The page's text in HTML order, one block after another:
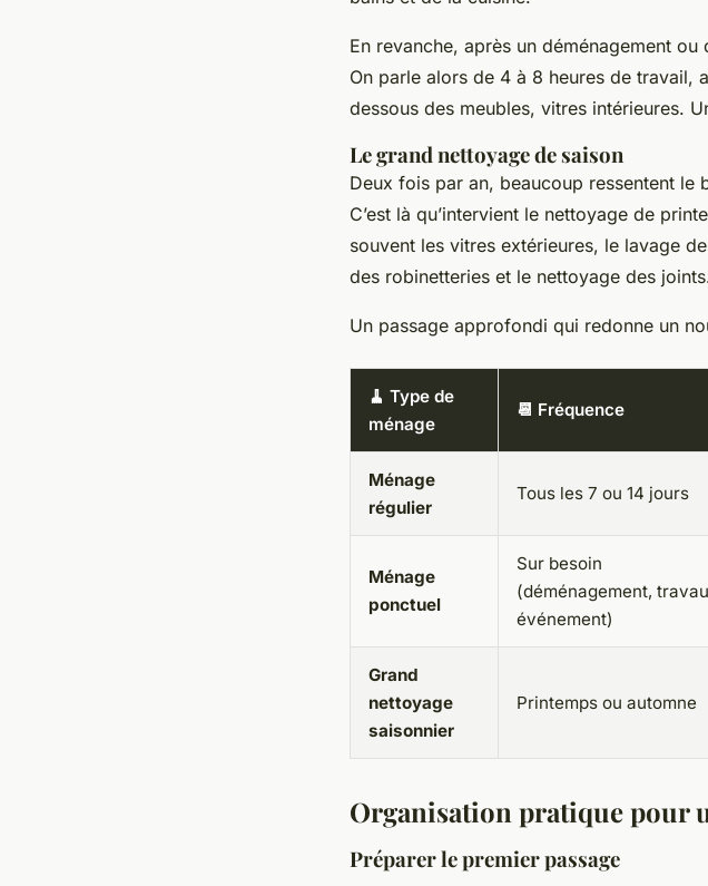
En revanche, après un déménagement ou
On parle alors de 4 à 8 heures de travail,
dessous des meubles, vitres intérieures.
Le grand nettoyage de saison
Deux fois par an, beaucoup ressentent le
C’est là qu’intervient le nettoyage de
souvent les vitres extérieures, le lavage
des robinetteries et le nettoyage des
Un passage approfondi qui redonne un
🧹 Type de
ménage
📆 Fréquence
Ménage
régulier
Tous les 7 ou 14 jours
Ménage
ponctuel
Sur besoin
(déménagement,
événement)
Grand
nettoyage
saisonnier
Printemps ou automne
Organisation pratique pour
Préparer le premier passage